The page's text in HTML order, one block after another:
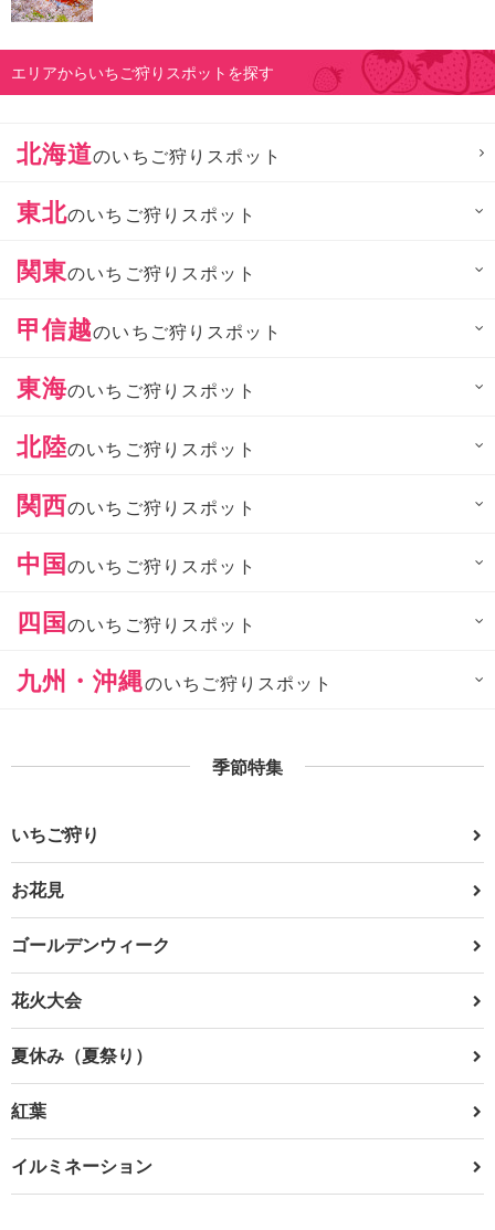
エリアからいちご狩りスポットを探す
北海道のいちご狩りスポット
東北のいちご狩りスポット
関東のいちご狩りスポット
甲信越のいちご狩りスポット
東海のいちご狩りスポット
北陸のいちご狩りスポット
関西のいちご狩りスポット
中国のいちご狩りスポット
四国のいちご狩りスポット
九州・沖縄のいちご狩りスポット
季節特集
いちご狩り
お花見
ゴールデンウィーク
花火大会
夏休み（夏祭り）
紅葉
イルミネーション